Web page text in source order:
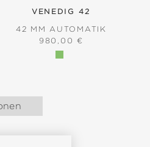
VENEDIG 42
42 MM AUTOMATIK
REGULÄRER PREIS:
980,00 €